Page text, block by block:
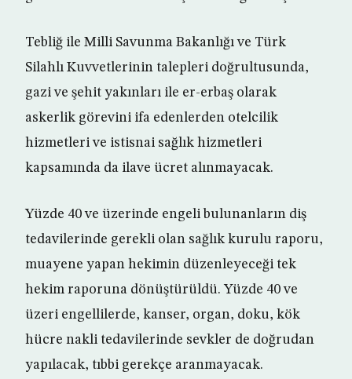
Tebliğ ile Milli Savunma Bakanlığı ve Türk
Silahlı Kuvvetlerinin talepleri doğrultusunda,
gazi ve şehit yakınları ile er-erbaş olarak
askerlik görevini ifa edenlerden otelcilik
hizmetleri ve istisnai sağlık hizmetleri
kapsamında da ilave ücret alınmayacak.
Yüzde 40 ve üzerinde engeli bulunanların diş
tedavilerinde gerekli olan sağlık kurulu raporu,
muayene yapan hekimin düzenleyeceği tek
hekim raporuna dönüştürüldü. Yüzde 40 ve
üzeri engellilerde, kanser, organ, doku, kök
hücre nakli tedavilerinde sevkler de doğrudan
yapılacak, tıbbi gerekçe aranmayacak.​